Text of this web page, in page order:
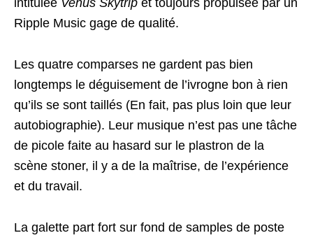
intitulée Venus Skytrip et toujours propulsée par un
Ripple Music gage de qualité.
Les quatre comparses ne gardent pas bien
longtemps le déguisement de l’ivrogne bon à rien
qu’ils se sont taillés (En fait, pas plus loin que leur
autobiographie). Leur musique n’est pas une tâche
de picole faite au hasard sur le plastron de la
scène stoner, il y a de la maîtrise, de l’expérience
et du travail.
La galette part fort sur fond de samples de poste